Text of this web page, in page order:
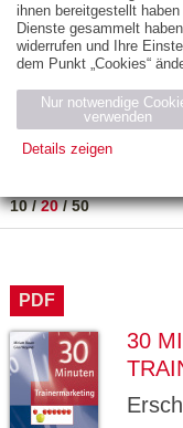
AUS DER REIHE
ZUM THEMA
PREIS
10/20/50
PDF
30
ihnen bereitgestellt
Dienste gesammelt
widerrufen und Ihre
dem Punkt „Cookies“
Nur notwendige
verwenden
Details zeigen
Name
ESSION
_ID
GV_CO
OKIES
gabal-